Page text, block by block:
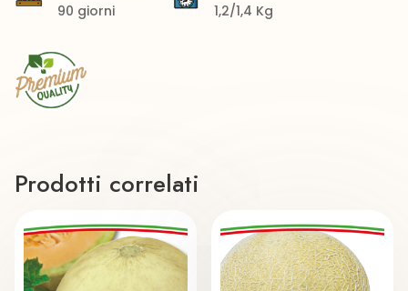
90 giorni 1,2/1,4 Kg
Prodotti correlati